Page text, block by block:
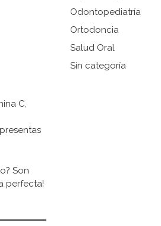
C,
Son
perfecta!
Odontopediatría
Ortodoncia
Salud Oral
Sin categoría